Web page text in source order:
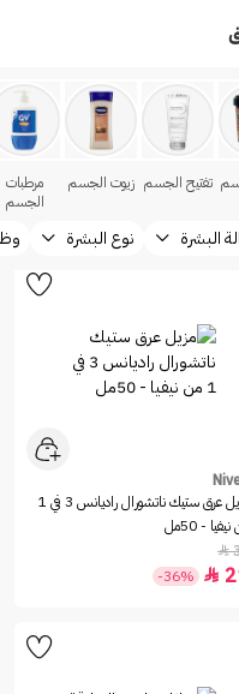
تفتيح الجسم زيوت الجسم
مرطبات
الجسم
البشرة نوع البشرة
مزيل عرق ستيك ناتشورال راديانس 3 في 1
- 50مل


-36%